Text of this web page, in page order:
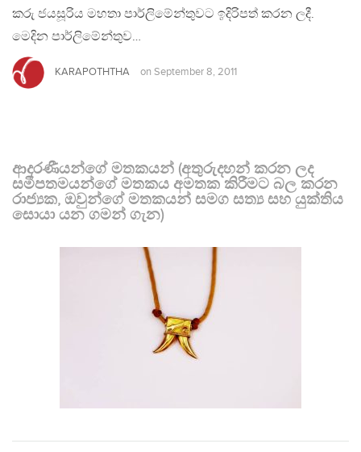
කරු ජයසූරිය මහතා පාර්ලිමේන්තුවට ඉදිරිපත් කරන ලදී.
මෙදින පාර්ලිමේන්තුව…
KARAPOTHTHA on September 8, 2011
ආදරණීයන්ගේ මතකයන් (අතුරුදහන් කරන ලද
සමීපතමයන්ගේ මතකය අමතක කිරීමට බල කරන
රාජ්‍යක, ඔවුන්ගේ මතකයන් සමග සත්‍ය සහ යුක්තිය
සොයා යන ගමන් ගැන)